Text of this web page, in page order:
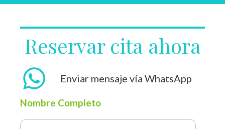
Reservar cita ahora
Enviar mensaje vía WhatsApp
Nombre Completo